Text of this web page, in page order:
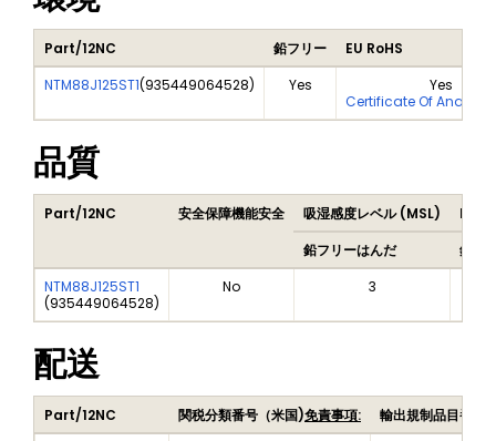
Part/12NC 鉛フリー
EU RoHS
NTM88J125ST1(935449064528) Yes
Yes
Certificate Of
品質
Part/12NC 安全保障機能安全 吸湿感度レベル (MSL)
鉛フリーはんだ
鉛フ
NTM88J125ST1
(935449064528)
No 3
配送
Part/12NC 関税分類番号（米国)免責事項:
輸出規制品目番号